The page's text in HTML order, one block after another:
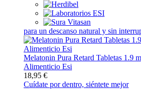
para un descanso natural y sin
Melatonin Pura Retard Tabletas 1.9
Alimenticio Esi
18,95 €
Cuídate por dentro, siéntete mejor